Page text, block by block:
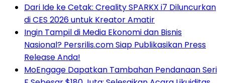
Dari Ide ke Cetak: Creality SPARKX i7 Diluncurkan
di CES 2026 untuk Kreator Amatir
Ingin Tampil di Media Ekonomi dan Bisnis
Nasional? Persrilis.com Siap Publikasikan Press
Release Anda!
MoEngage Dapatkan Tambahan Pendanaan Seri